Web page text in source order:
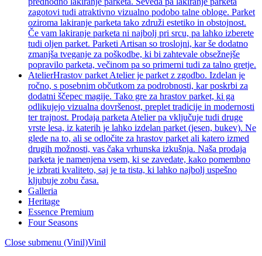
zagotovi tudi atraktivno vizualno podobo talne obloge. Parket
oziroma lakiranje parketa tako združi estetiko in obstojnost.
Če vam lakiranje parketa ni najbolj pri srcu, pa lahko izberete
tudi oljen parket. Parketi Artisan so troslojni, kar še dodatno
zmanjša tveganje za poškodbe, ki bi zahtevale obsežnejše
popravilo parketa, večinom pa so primerni tudi za talno gretje.
AtelierHrastov parket Atelier je parket z zgodbo. Izdelan je
ročno, s posebnim občutkom za podrobnosti, kar poskrbi za
dodatni ščepec magije. Tako gre za hrastov parket, ki ga
odlikujejo vizualna dovršenost, preplet tradicije in modernosti
ter trajnost. Prodaja parketa Atelier pa vključuje tudi druge
vrste lesa, iz katerih je lahko izdelan parket (jesen, bukev). Ne
glede na to, ali se odločite za hrastov parket ali katero izmed
drugih možnosti, vas čaka vrhunska izkušnja. Naša prodaja
parketa je namenjena vsem, ki se zavedate, kako pomembno
je izbrati kvaliteto, saj je ta tista, ki lahko najbolj uspešno
kljubuje zobu časa.
Galleria
Heritage
Essence Premium
Four Seasons
Close submenu (Vinil)Vinil